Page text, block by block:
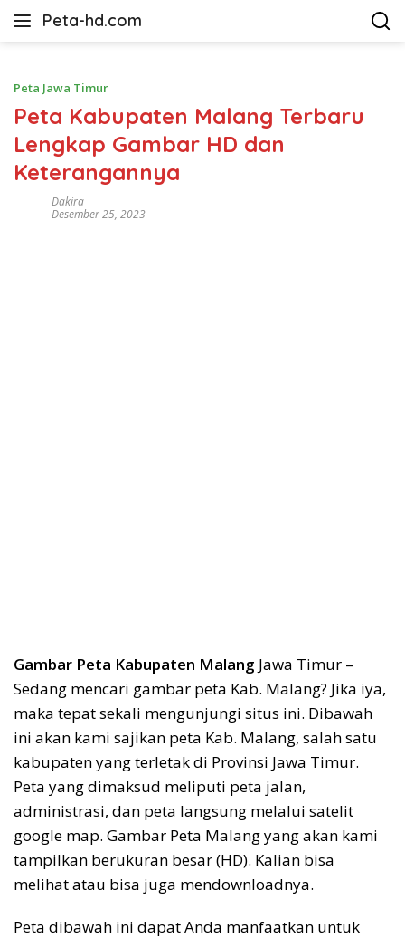
Peta-hd.com
Kumpulan
HD
Peta Jawa Timur
Peta Kabupaten Malang Terbaru
Lengkap Gambar HD dan
Keterangannya
Dakira
Desember 25, 2023
Gambar Peta Kabupaten Malang Jawa Timur –
Sedang mencari gambar peta Kab. Malang? Jika iya,
maka tepat sekali mengunjungi situs ini. Dibawah
ini akan kami sajikan peta Kab. Malang, salah satu
kabupaten yang terletak di Provinsi Jawa Timur.
Peta yang dimaksud meliputi peta jalan,
administrasi, dan peta langsung melalui satelit
google map. Gambar Peta Malang yang akan kami
tampilkan berukuran besar (HD). Kalian bisa
melihat atau bisa juga mendownloadnya.
Peta dibawah ini dapat Anda manfaatkan untuk